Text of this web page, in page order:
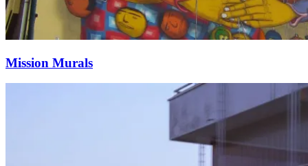
Mission Murals